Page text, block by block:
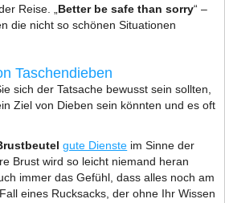
Reise. „ Better be safe than sorry“ –
die nicht so schönen Situationen
Taschendieben
sich der Tatsache bewusst sein sollten,
Ziel von Dieben sein könnten und es oft
gute Dienste im Sinne der
Brust wird so leicht niemand heran
immer das Gefühl, dass alles noch am
eines Rucksacks, der ohne Ihr Wissen